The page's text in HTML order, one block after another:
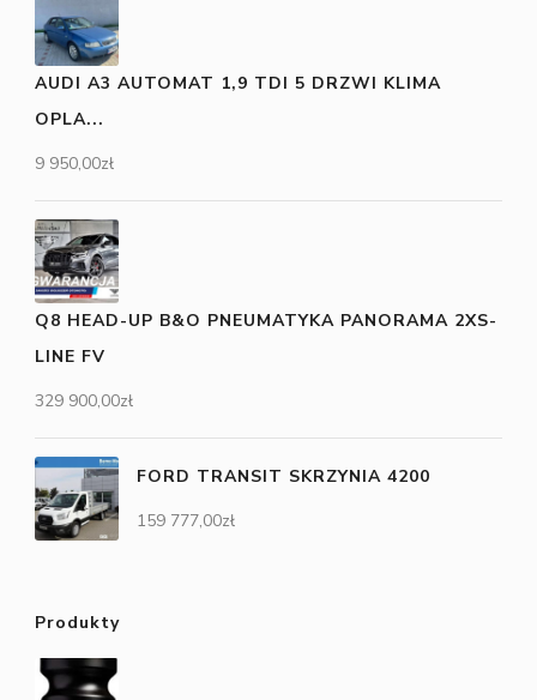
AUDI A3 AUTOMAT 1,9 TDI 5 DRZWI KLIMA
OPLA...
9 950,00zł
Q8 HEAD-UP B&O PNEUMATYKA PANORAMA 2XS-
LINE FV
329 900,00zł
FORD TRANSIT SKRZYNIA 4200
159 777,00zł
Produkty